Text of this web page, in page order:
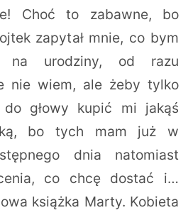
Choć to zabawne, bo
zapytał mnie, co bym
na urodziny, od razu
nie wiem, ale żeby tylko
do głowy kupić mi jakąś
bo tych mam już w
dnia natomiast
co chcę dostać i…
książka Marty. Kobieta